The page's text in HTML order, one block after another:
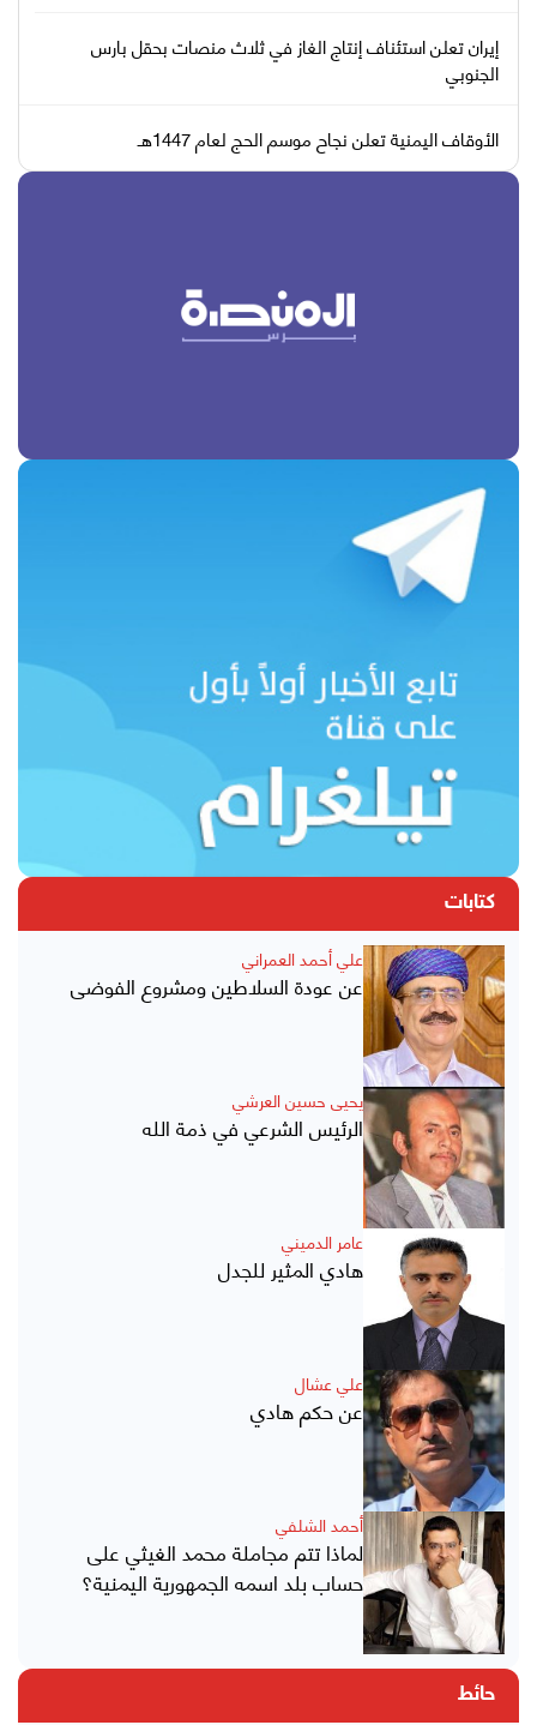
إيران تعلن استئناف إنتاج الغاز في ثلاث منصات بحقل بارس
الجنوبي
الأوقاف اليمنية تعلن نجاح موسم الحج لعام 1447هـ
كتابات
علي أحمد العمراني
عن عودة السلاطين ومشروع الفوضى
يحيى حسين العرشي
الرئيس الشرعي في ذمة الله
عامر الدميني
هادي المثير للجدل
علي عشال
عن حكم هادي
أحمد الشلفي
لماذا تتم مجاملة محمد الغيثي على
حساب بلد اسمه الجمهورية اليمنية؟
حائط